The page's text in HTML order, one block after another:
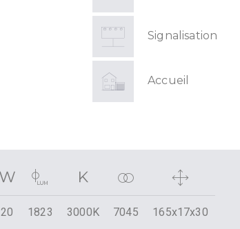
Signalisation
Accueil
20 1823 3000K 7045 165x17x30